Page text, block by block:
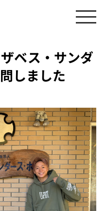
ベス・サンダ
しました